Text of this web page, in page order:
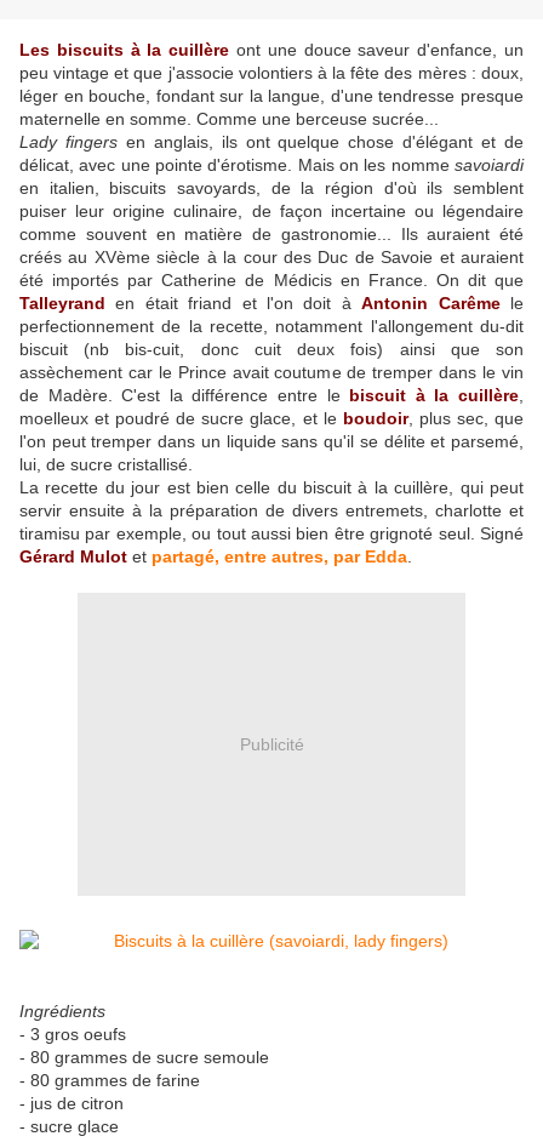
Les biscuits à la cuillère ont une douce saveur d'enfance, un
peu vintage et que j'associe volontiers à la fête des mères : doux,
léger en bouche, fondant sur la langue, d'une tendresse presque
maternelle en somme. Comme une berceuse sucrée...
Lady fingersen anglais, ils ont quelque chose d'élégant et de
délicat, avec une pointe d'érotisme. Mais on les nomme savoiardi
en italien, biscuits savoyards, de la région d'où ils semblent
puiser leur origine culinaire, de façon incertaine ou légendaire
comme souvent en matière de gastronomie... Ils auraient été
créés au XVème siècle à la cour des Duc de Savoie et auraient
été importés par Catherine de Médicis en France. On dit que
Talleyranden était friand et l'on doit àAntonin Carêmele
perfectionnement de la recette, notamment l'allongement du-dit
biscuit (nb bis-cuit, donc cuit deux fois) ainsi que son
assèchement car le Prince avait coutume de tremper dans le vin
de Madère. C'est la différence entre lebiscuit à la cuillère
moelleux et poudré de sucre glace, et le boudoir, plus sec, que
l'on peut tremper dans un liquide sans qu'il se délite et parsemé,
lui, de sucre cristallisé.
La recette du jour est bien celle du biscuit à la cuillère, qui peut
servir ensuite à la préparation de divers entremets, charlotte et
tiramisu par exemple, ou tout aussi bien être grignoté seul. Signé
Gérard Mulot et partagé, entre autres, par Edda
Publicité
Ingrédients
- 3 gros oeufs
- 80 grammes de sucre semoule
- 80 grammes de farine
- jus de citron
- sucre glace